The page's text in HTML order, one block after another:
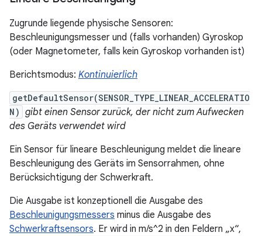
Zugrunde liegende physische Sensoren:
Beschleunigungsmesser und (falls vorhanden) Gyroskop
(oder Magnetometer, falls kein Gyroskop vorhanden ist)
Berichtsmodus: Kontinuierlich
getDefaultSensor(SENSOR_TYPE_LINEAR_ACCELERATIO
N) gibt einen Sensor zurück, der nicht zum Aufwecken
des Geräts verwendet wird
Ein Sensor für lineare Beschleunigung meldet die lineare
Beschleunigung des Geräts im Sensorrahmen, ohne
Berücksichtigung der Schwerkraft.
Die Ausgabe ist konzeptionell die Ausgabe des
Beschleunigungsmessers minus die Ausgabe des
Schwerkraftsensors. Er wird in m/s^2 in den Feldern „x“,